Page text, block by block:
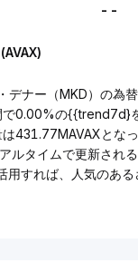
--
デナー（MKD）の
0.00%の{{trend7d}
431.77MAVAXとな
ルタイムで更新され
すれば、人気のあ